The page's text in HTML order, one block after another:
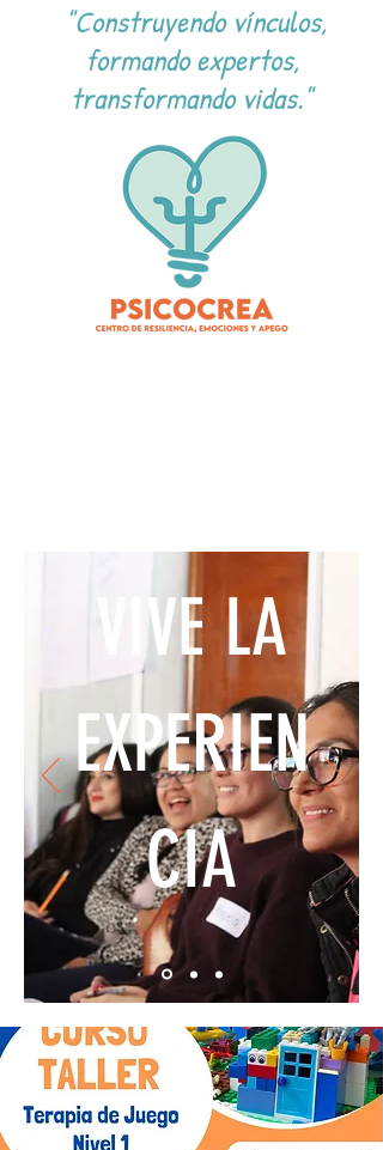
"Construyendo vínculos,
formando expertos,
transformando vidas."
VIVE LA
EXPERIEN
CIA